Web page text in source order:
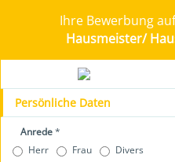
Ihre Bewerbung
Hausmeister/
Persönliche Daten
Anrede*
Herr
Frau Divers